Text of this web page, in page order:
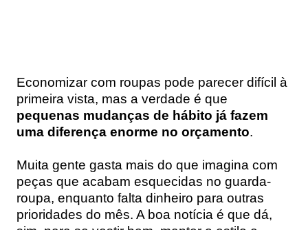
Economizar com roupas pode parecer difícil à
primeira vista, mas a verdade é que
pequenas mudanças de hábito já fazem
uma diferença enorme no orçamento.
Muita gente gasta mais do que imagina com
peças que acabam esquecidas no guarda-
roupa, enquanto falta dinheiro para outras
prioridades do mês. A boa notícia é que dá,